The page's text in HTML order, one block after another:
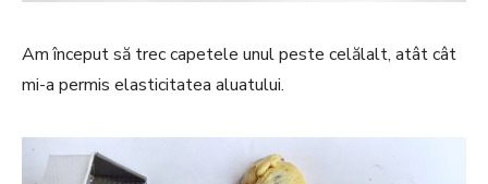
Am început să trec capetele unul peste celălalt, atât cât
mi-a permis elasticitatea aluatului.